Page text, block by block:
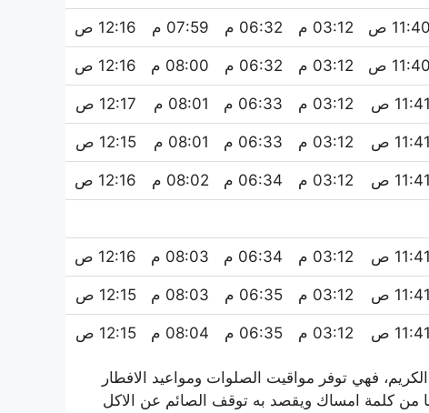
11:40 ص 03:12 م 06:32 م 07:59 م 12:16 ص
11:40 ص 03:12 م 06:32 م 08:00 م 12:16 ص
11:41 ص 03:12 م 06:33 م 08:01 م 12:17 ص
11:41 ص 03:12 م 06:33 م 08:01 م 12:15 ص
11:41 ص 03:12 م 06:34 م 08:02 م 12:16 ص
11:41 ص 03:12 م 06:34 م 08:03 م 12:16 ص
11:41 ص 03:12 م 06:35 م 08:03 م 12:15 ص
11:41 ص 03:12 م 06:35 م 08:04 م 12:15 ص
فهي توفر مواقيت الصلوات ومواعيد الافطار
من كلمة امساك ويقصد به توقف الصائم عن الاكل